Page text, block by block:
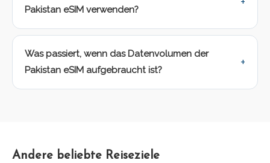
Pakistan eSIM verwenden?
Was passiert, wenn das Datenvolumen der
Pakistan eSIM aufgebraucht ist?
Andere beliebte Reiseziele